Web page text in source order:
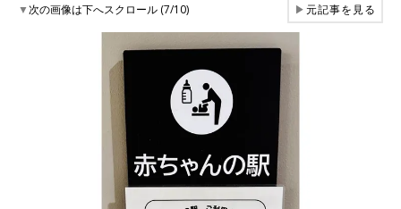
▼次の画像は下へスクロール (7/10) ▶元記事を見る